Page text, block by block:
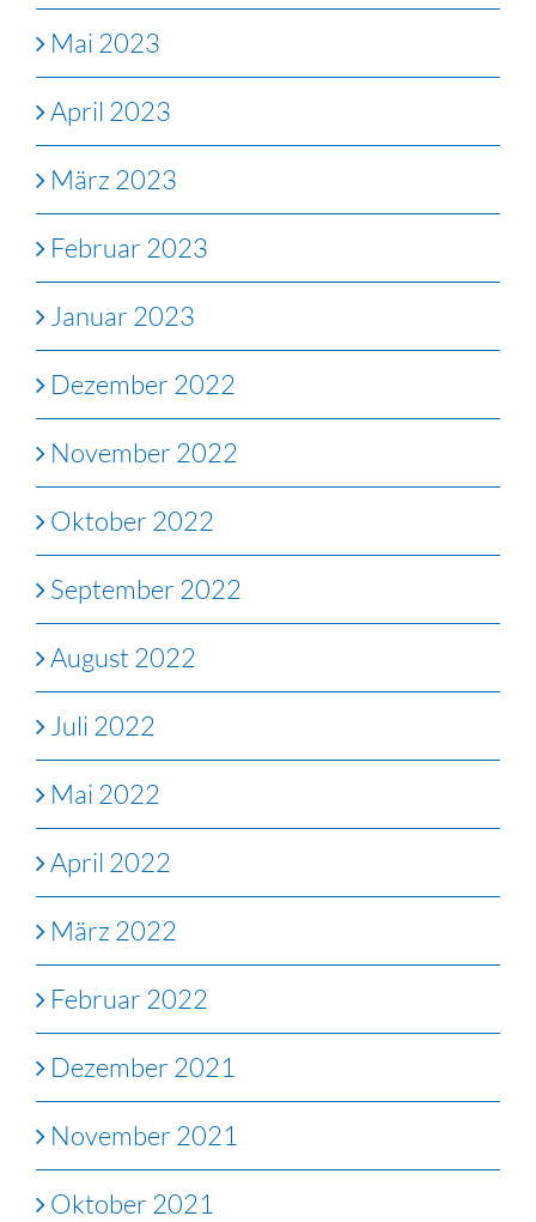
Mai 2023
April 2023
März 2023
Februar 2023
Januar 2023
Dezember 2022
November 2022
Oktober 2022
September 2022
August 2022
Juli 2022
Mai 2022
April 2022
März 2022
Februar 2022
Dezember 2021
November 2021
Oktober 2021